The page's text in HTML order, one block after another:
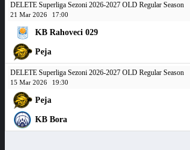
DELETE Superliga Sezoni 2026-2027 OLD Regular Season
21 Mar 2026 17:00
KB Rahoveci 029
Peja
DELETE Superliga Sezoni 2026-2027 OLD Regular Season
15 Mar 2026 19:30
Peja
KB Bora